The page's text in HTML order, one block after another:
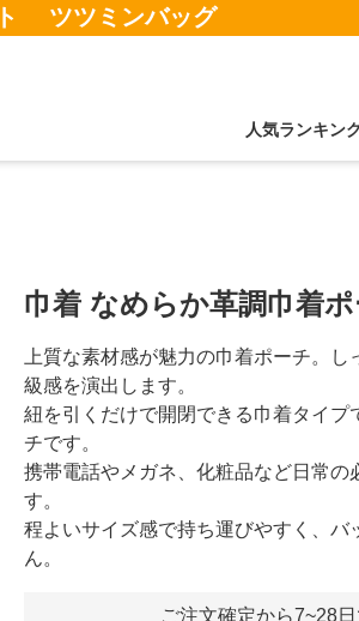
ツツミンバッグ
人気ランキン
巾着 なめらか革調巾着
上質な素材感が魅力の巾着ポーチ。
級感を演出します。
紐を引くだけで開閉できる巾着タイプ
チです。
携帯電話やメガネ、化粧品など日常の
す。
程よいサイズ感で持ち運びやすく、バ
ん。
ご注文確定から7~28